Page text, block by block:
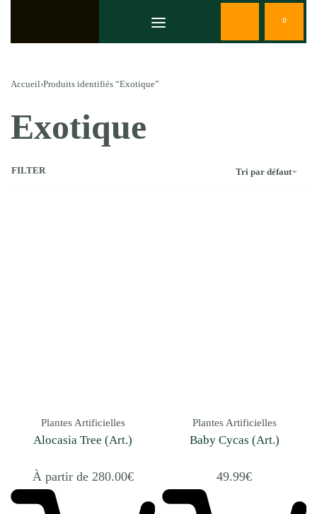
0
Accueil›Produits identifiés “Exotique”
Exotique
Tri par défaut
FILTER
Plantes Artificielles
Alocasia Tree (Art.)
À partir de 280.00€
Plantes Artificielles
Baby Cycas (Art.)
49.99€